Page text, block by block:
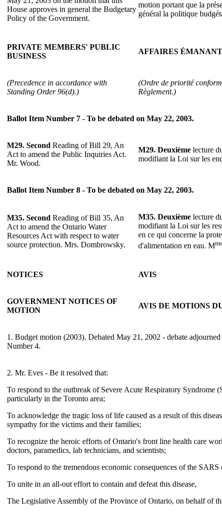
House approves in general the Budgetary
Policy of the Government.
motion portant que la
général la politique
PRIVATE MEMBERS' PUBLIC
BUSINESS
AFFAIRES
(Precedence in accordance with
Standing Order 96(d).)
(Ordre de priorité
Règlement.)
Ballot Item Number 7 - To be debated on May 22, 2003.
M29. Second Reading of Bill 29, An
Act to amend the Public Inquiries Act.
Mr. Wood.
M29. Deuxième lecture
modifiant la Loi sur les
Ballot Item Number 8 - To be debated on May 22, 2003.
M35. Second Reading of Bill 35, An
Act to amend the Ontario Water
Resources Act with respect to water
source protection. Mrs. Dombrowsky.
M35. Deuxième lecture
modifiant la Loi sur les
en ce qui concerne la
d'alimentation en eau. M
NOTICES AVIS
GOVERNMENT NOTICES OF
MOTION
AVIS DE MOTIONS
1. Budget motion (2003). Debated May 21, 2002 - debate
Number 4.
2. Mr. Eves - Be it resolved that:
To respond to the outbreak of Severe Acute Respiratory Syndrome
particularly in the Toronto area;
To acknowledge the tragic loss of life caused as a result of this
sympathy for the victims and their families;
To recognize the heroic efforts of Ontario's front line health care
doctors, paramedics, lab technicians, and scientists;
To respond to the tremendous economic consequences of the SARS
To unite in an all-out effort to contain and defeat this disease,
The Legislative Assembly of the Province of Ontario, on behalf of